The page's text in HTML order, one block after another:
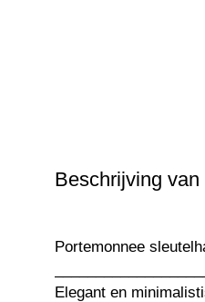
Beschrijving
Portemonnee
Elegant en